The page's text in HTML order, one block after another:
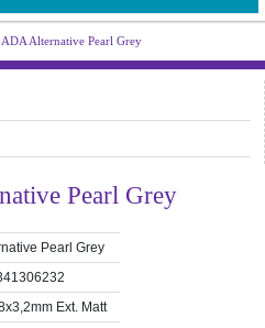
ADA Alternative Pearl Grey
Pearl Grey
Pearl Grey
Ext. Matt